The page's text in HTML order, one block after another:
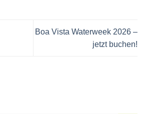
Boa Vista Waterweek 2026 –
jetzt buchen!